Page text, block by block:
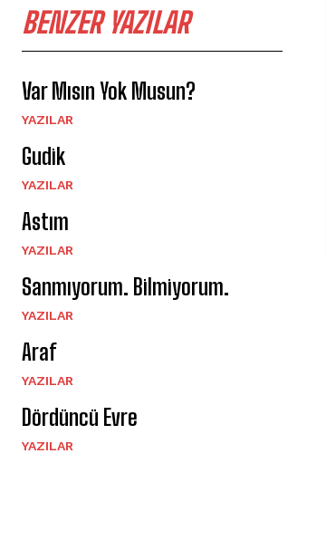
BENZER YAZILAR
Var Mısın Yok Musun?
YAZILAR
Gudik
YAZILAR
Astım
YAZILAR
Sanmıyorum. Bilmiyorum.
YAZILAR
Araf
YAZILAR
Dördüncü Evre
YAZILAR